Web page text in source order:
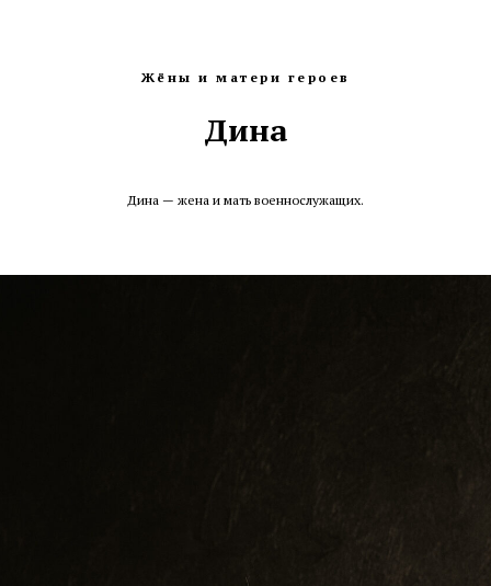
Жёны и матери героев
Дина
Дина — жена и мать военнослужащих.